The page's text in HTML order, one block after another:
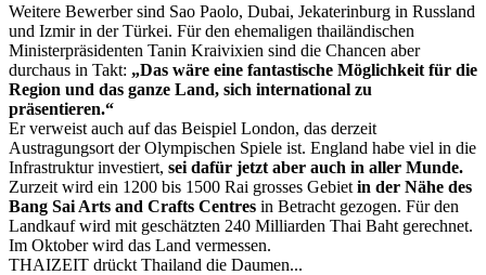
Weitere Bewerber sind Sao Paolo, Dubai, Jekaterinburg in Russland
und Izmir in der Türkei. Für den ehemaligen thailändischen
Ministerpräsidenten Tanin Kraivixien sind die Chancen aber
durchaus in Takt: „Das wäre eine fantastische Möglichkeit für die
Region und das ganze Land, sich international zu
präsentieren.“
Er verweist auch auf das Beispiel London, das derzeit
Austragungsort der Olympischen Spiele ist. England habe viel in die
Infrastruktur investiert, sei dafür jetzt aber auch in aller Munde.
Zurzeit wird ein 1200 bis 1500 Rai grosses Gebiet in der Nähe des
Bang Sai Arts and Crafts Centres in Betracht gezogen. Für den
Landkauf wird mit geschätzten 240 Milliarden Thai Baht gerechnet.
Im Oktober wird das Land vermessen.
THAIZEIT drückt Thailand die Daumen...